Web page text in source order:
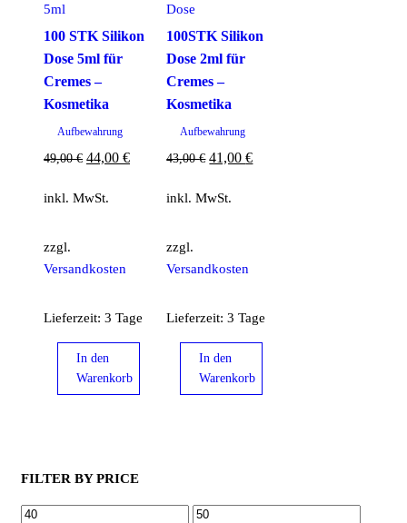
100 STK Silikon
Dose 5ml für
Cremes –
Kosmetika
Aufbewahrung
49,00€ Ursprünglicher
war:
44,00 €Aktueller
inkl. MwSt.
zzgl.
Versandkosten
Lieferzeit: 3 Tage
In den
Warenkorb
100STK Silikon
Dose 2ml für
Cremes –
Kosmetika
Aufbewahrung
43,00€ Ursprünglicher
war:
41,00€Aktueller
inkl. MwSt.
zzgl.
Versandkosten
Lieferzeit:3 Tage
In den
Warenkorb
FILTER BY PRICE
MIN.
MAX.